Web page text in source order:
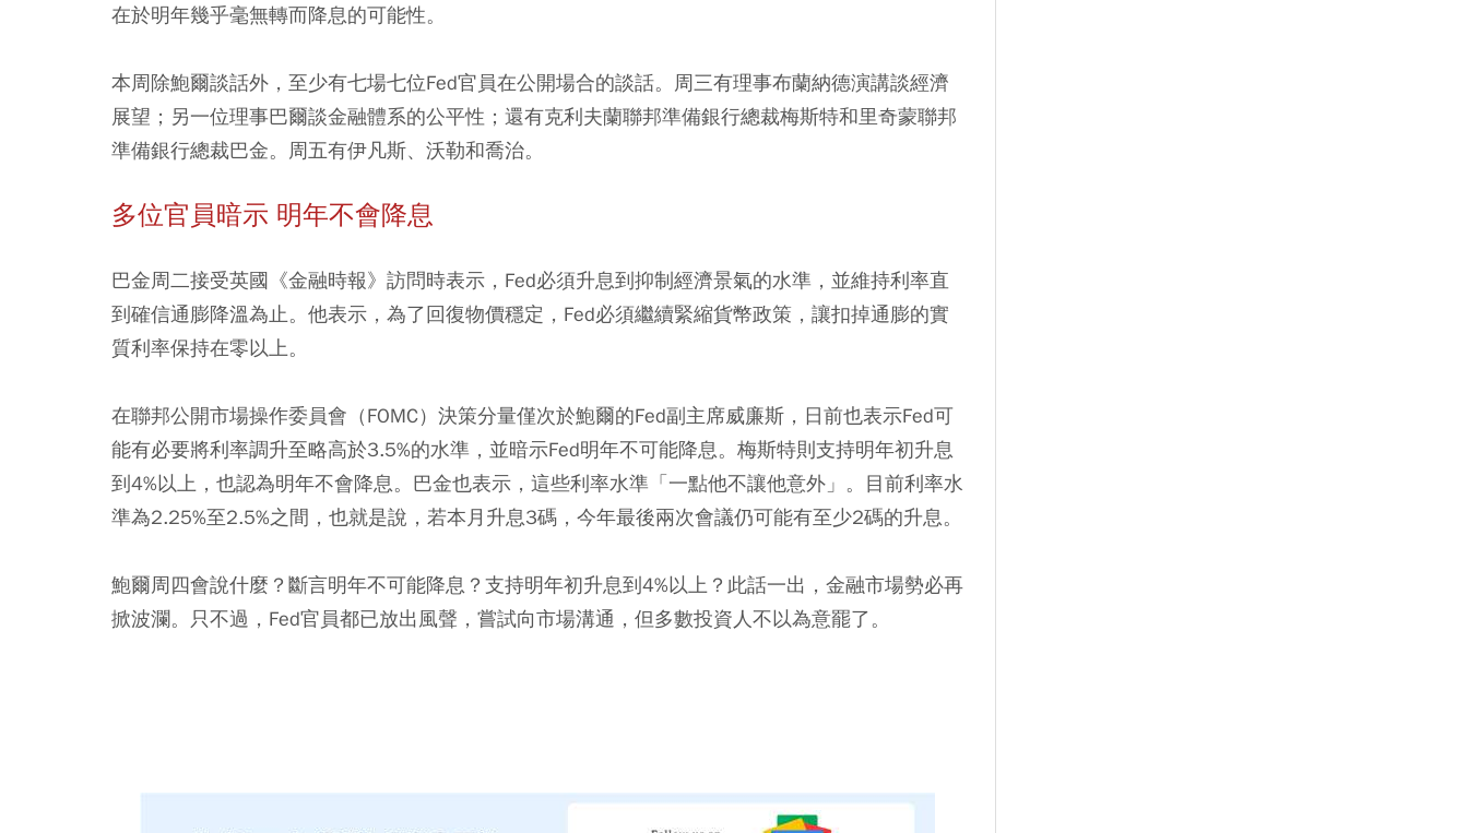
在於明年幾乎毫無轉而降息的可能性。
本周除鮑爾談話外，至少有七場七位Fed官員在公開場合的談話。周三有理事布蘭納德演講談經濟
展望；另一位理事巴爾談金融體系的公平性；還有克利夫蘭聯邦準備銀行總裁梅斯特和里奇蒙聯邦
準備銀行總裁巴金。周五有伊凡斯、沃勒和喬治。
多位官員暗示 明年不會降息
巴金周二接受英國《金融時報》訪問時表示，Fed必須升息到抑制經濟景氣的水準，並維持利率直
到確信通膨降溫為止。他表示，為了回復物價穩定，Fed必須繼續緊縮貨幣政策，讓扣掉通膨的實
質利率保持在零以上。
在聯邦公開市場操作委員會（FOMC）決策分量僅次於鮑爾的Fed副主席威廉斯，日前也表示Fed可
能有必要將利率調升至略高於3.5%的水準，並暗示Fed明年不可能降息。梅斯特則支持明年初升息
到4%以上，也認為明年不會降息。巴金也表示，這些利率水準「一點他不讓他意外」。目前利率水
準為2.25%至2.5%之間，也就是說，若本月升息3碼，今年最後兩次會議仍可能有至少2碼的升息。
鮑爾周四會說什麼？斷言明年不可能降息？支持明年初升息到4%以上？此話一出，金融市場勢必再
掀波瀾。只不過，Fed官員都已放出風聲，嘗試向市場溝通，但多數投資人不以為意罷了。